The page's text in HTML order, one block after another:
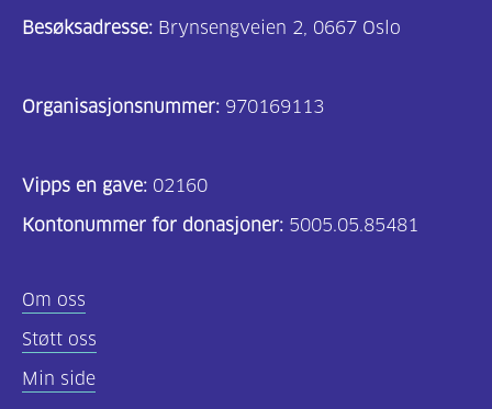
Besøksadresse: Brynsengveien 2, 0667 Oslo
Organisasjonsnummer: 970169113
Vipps en gave: 02160
Kontonummer for donasjoner: 5005.05.85481
Om oss
Støtt oss
Min side